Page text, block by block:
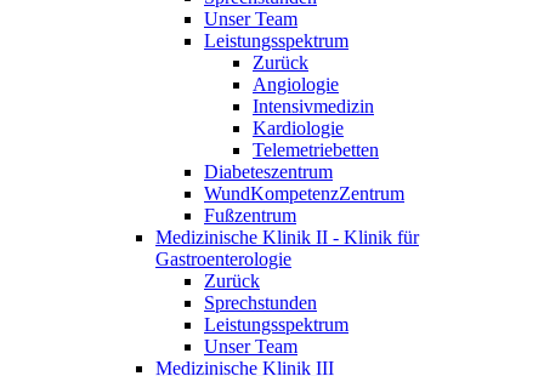
Unser Team
Leistungsspektrum
Zurück
Angiologie
Intensivmedizin
Kardiologie
Telemetriebetten
Diabeteszentrum
WundKompetenzZentrum
Fußzentrum
Medizinische Klinik II - Klinik für
Gastroenterologie
Zurück
Sprechstunden
Leistungsspektrum
Unser Team
Medizinische Klinik III